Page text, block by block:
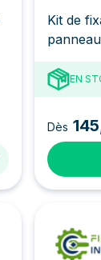
Kit de
EN
Dès